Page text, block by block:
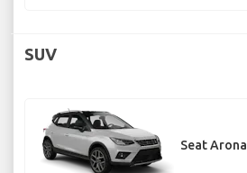
SUV
Seat Arona